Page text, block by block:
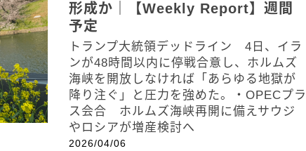
形成か｜【Weekly Report】週間
予定
トランプ大統領デッドライン 4日、イラ
ンが48時間以内に停戦合意し、ホルムズ
海峡を開放しなければ「あらゆる地獄が
降り注ぐ」と圧力を強めた。・OPECプラ
ス会合 ホルムズ海峡再開に備えサウジ
やロシアが増産検討へ
2026/04/06